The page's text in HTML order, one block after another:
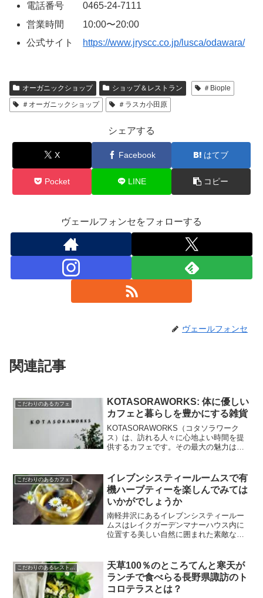
電話番号 0465-24-7111
営業時間 10:00〜20:00
公式サイト
https://www.jryscc.co.jp/lusca/odawara/
オーガニックショップ ショップ＆レストラン
＃Biople
＃オーガニックショップ
＃ラスカ小田原
シェアする
X Facebook はてブ
Pocket LINE コピー
ヴェールフォンセをフォローする
ヴェールフォンセ
関連記事
こだわりのあるカフェ
KOTASORAWORKS: 体に優しい
カフェと暮らしを豊かにする雑貨
KOTASORAWORKS（コタソラワーク
ス）は、訪れる人々に心地よい時間を提
供するカフェです。その最大の魅力は、
づいた多様なサービスをしています。店
内では、オーガニック素材をふんだんに
使用した料理が味わえます。特に、車麩
の照り焼きや大豆ミートの唐揚げ、スパ
イス豆カレーは、日替わりで変わるメニ
ューの一部として訪れるたびに新鮮な驚
きを与えてくれます。さらに、ヴィーガ
ンスイーツとして提供されるケーキやパ
り、健康を意識する方にもぴったりで
す。また、店内で焼かれる天然酵母パン
は、芳醇な香りが広がり、持ち帰り販売
も行われています。
こだわりのあるカフェ
イレブンシスティールームスで有
機ハーブティーを楽しんでみては
いかがでしょうか
南軽井沢にあるイレブンシスティールー
ムスはレイクガーデンマナーハウス内に
位置する美しい自然に囲まれた素敵なカ
むことができます。また、毎日手作りで
焼き上げるイギリス伝統の...
こだわりのあるレストラン
天草100％のところてんと寒天が
ランチで食べらる長野県諏訪のト
コロテラスとは？